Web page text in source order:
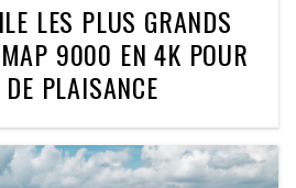
LES PLUS GRANDS
9000 EN 4K POUR
PLAISANCE